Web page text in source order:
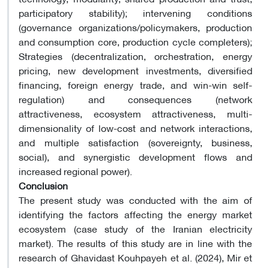
participatory stability); intervening conditions
(governance organizations/policymakers, production
and consumption core, production cycle completers);
Strategies (decentralization, orchestration, energy
pricing, new development investments, diversified
financing, foreign energy trade, and win-win self-
regulation) and consequences (network
attractiveness, ecosystem attractiveness, multi-
dimensionality of low-cost and network interactions,
and multiple satisfaction (sovereignty, business,
social), and synergistic development flows and
increased regional power).
Conclusion
The present study was conducted with the aim of
identifying the factors affecting the energy market
ecosystem (case study of the Iranian electricity
market). The results of this study are in line with the
research of Ghavidast Kouhpayeh et al. (2024), Mir et